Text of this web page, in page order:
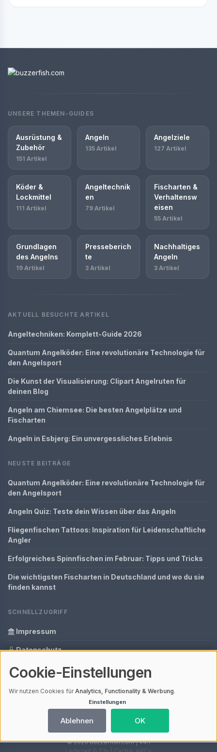
UNSERE THEMEN-GUIDES
Ausrüstung &
Zubehör
151 Artikel
Angeln
135 Artikel
Angelziele
127 Artikel
Köder &
Lockmittel
111 Artikel
Angeltechnik
en
79 Artikel
Fischarten &
Verhaltensw
eisen
55 Artikel
Grundlagen
des Angelns
19 Artikel
Presseberich
te
3 Artikel
Nachhaltiges
Angeln
3 Artikel
AKTUELL BESUCHTE ARTIKEL
Angeltechniken: Komplett-Guide 2026
Quantum Angelköder: Eine revolutionäre Technologie für
den Angelsport
Die Kunst der Visualisierung: Clipart Angelruten für
deinen Blog
Angeln am Chiemsee: Die besten Angelplätze und
Fischarten
Angeln in Esbjerg: Ein unvergessliches Erlebnis
NEUSTE BEITRÄGE
Quantum Angelköder: Eine revolutionäre Technologie für
den Angelsport
Angeln Quiz: Teste dein Wissen über das Angeln
Fliegenfischen Tattoos: Inspiration für Leidenschaftliche
Angler
Erfolgreiches Spinnfischen im Februar: Tipps und Tricks
Die wichtigsten Fischarten in Deutschland und wo du sie
finden kannst
SCHNELLZUGRIFF
Impressum
Datenschutz
Informationen zur Inhalt
Ihre Datenschutzeinstellungen
© 2026 buzzerfish.com | V4.1
Cookie-Einstellungen
Wir nutzen Cookies fürAnalytics, Functionality & Werbung.
Einstellungen
Ablehnen OK